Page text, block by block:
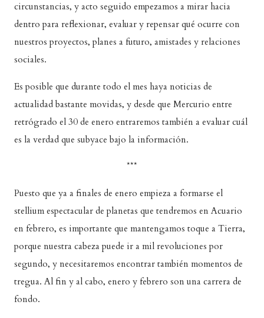
circunstancias, y acto seguido empezamos a mirar hacia
dentro para reflexionar, evaluar y repensar qué ocurre con
nuestros proyectos, planes a futuro, amistades y relaciones
sociales.
Es posible que durante todo el mes haya noticias de
actualidad bastante movidas, y desde que Mercurio entre
retrógrado el 30 de enero entraremos también a evaluar cuál
es la verdad que subyace bajo la información.
***
Puesto que ya a finales de enero empieza a formarse el
stellium espectacular de planetas que tendremos en Acuario
en febrero, es importante que mantengamos toque a Tierra,
porque nuestra cabeza puede ir a mil revoluciones por
segundo, y necesitaremos encontrar también momentos de
tregua. Al fin y al cabo, enero y febrero son una carrera de
fondo.